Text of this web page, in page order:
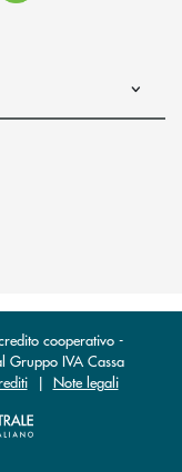
elettronica)
elettronica)
cooperativo -
Gruppo IVA Cassa
| Note legali